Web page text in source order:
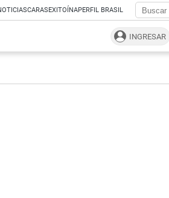
CARASEXITOÍNAPERFIL BRASIL
INGRESAR